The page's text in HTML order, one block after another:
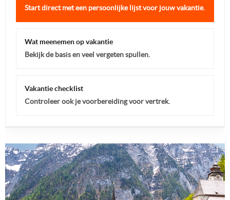
Start direct met een persoonlijke lijst voor jouw vakantie.
Wat meenemen op vakantie
Bekijk de basis en veel vergeten spullen.
Vakantie checklist
Controleer ook je voorbereiding voor vertrek.